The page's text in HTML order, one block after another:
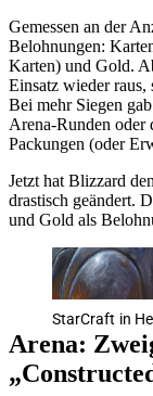
Gemessen an der
Belohnungen:
Karten) und Gold.
Einsatz wieder raus,
Bei mehr Siegen
Arena-Runden
Packungen (oder
Jetzt hat Blizzard
drastisch geändert.
und Gold als
StarCraft in
Arena: